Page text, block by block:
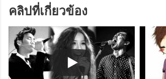
คลิปที่เกี่ยวข้อง